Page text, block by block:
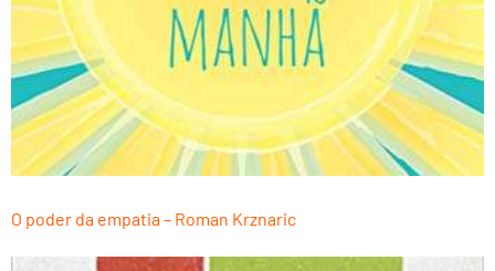
O poder da empatia – Roman Krznaric